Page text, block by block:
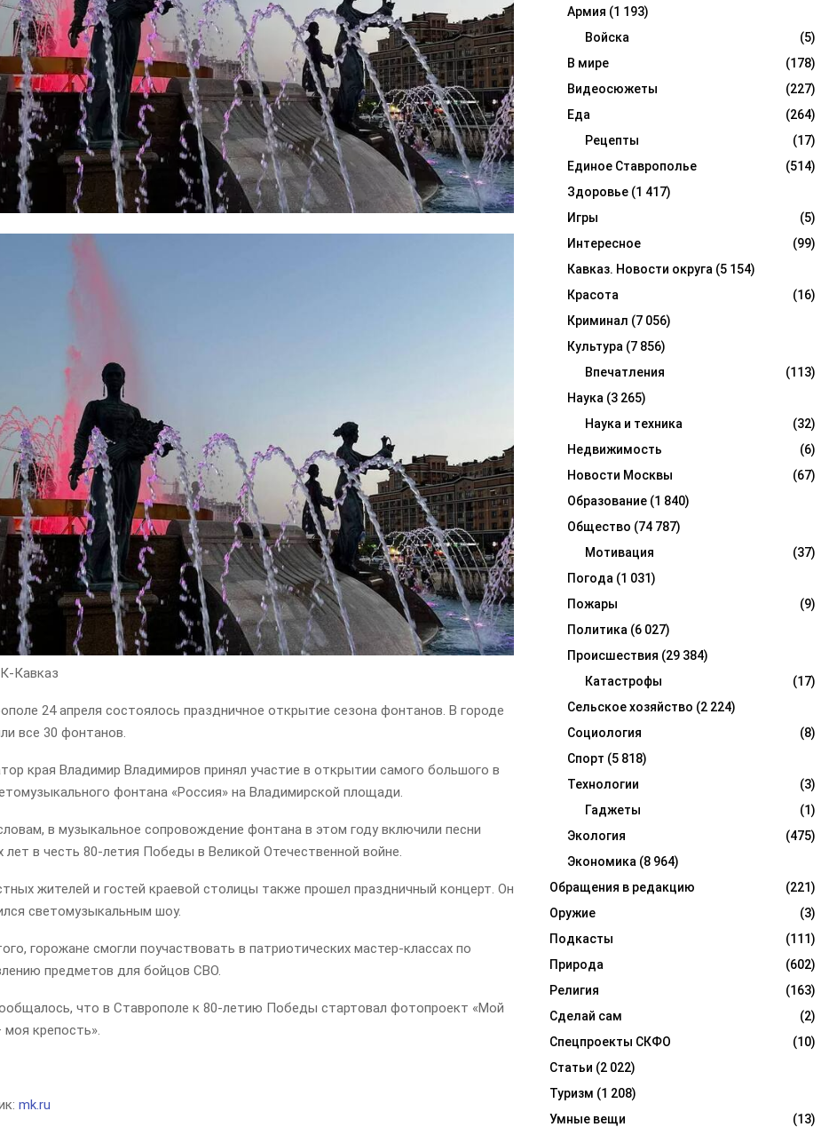
Кавказ
24 апреля состоялось праздничное открытие сезона фонтанов. В городе
все 30 фонтанов.
края Владимир Владимиров принял участие в открытии самого большого в
фонтана «Россия» на Владимирской площади.
в музыкальное сопровождение фонтана в этом году включили песни
лет в честь 80-летия Победы в Великой Отечественной войне.
жителей и гостей краевой столицы также прошел праздничный концерт. Он
светомузыкальным шоу.
горожане смогли поучаствовать в патриотических мастер-классах по
предметов для бойцов СВО.
что в Ставрополе к 80-летию Победы стартовал фотопроект «Мой
крепость».
mk.ru
Армия (1 193)
Войска
(5)
В мире
(178)
Видеосюжеты
(227)
Еда
(264)
Рецепты
(17)
Единое Ставрополье
(514)
Здоровье (1 417)
Игры
(5)
Интересное
(99)
Кавказ. Новости округа (5 154)
Красота
(16)
Криминал (7 056)
Культура (7 856)
Впечатления
(113)
Наука (3 265)
Наука и техника
(32)
Недвижимость
(6)
Новости Москвы
(67)
Образование (1 840)
Общество (74 787)
Мотивация
(37)
Погода (1 031)
Пожары
(9)
Политика (6 027)
Происшествия (29 384)
Катастрофы
(17)
Сельское хозяйство (2 224)
Социология
(8)
Спорт (5 818)
Технологии
(3)
Гаджеты
(1)
Экология
(475)
Экономика (8 964)
Обращения в редакцию
(221)
Оружие
(3)
Подкасты
(111)
Природа
(602)
Религия
(163)
Сделай сам
(2)
Спецпроекты СКФО
(10)
Статьи (2 022)
Туризм (1 208)
Умные вещи
(13)